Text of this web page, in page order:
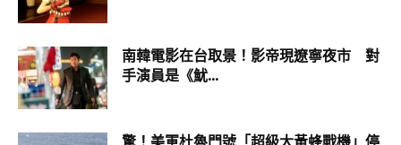
南韓電影在台取景！影帝現遼寧夜市 對
手演員是《魷...